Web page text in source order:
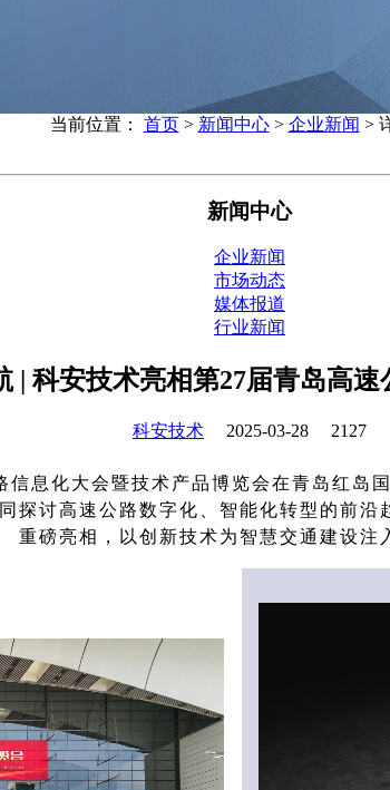
当前位置： 首页> 新闻中心> 企业新闻 >
新闻中心
企业新闻
市场动态
媒体报道
行业新闻
| 科安技术亮相第27届青岛高
科安技术 2025-03-28 2127
息化大会暨技术产品博览会在青岛红岛
探讨高速公路数字化、智能化转型的前
重磅亮相，以创新技术为智慧交通建设注